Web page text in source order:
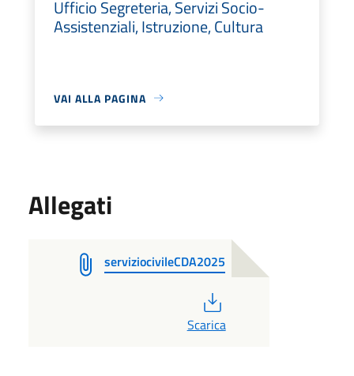
Ufficio Segreteria, Servizi Socio-
Assistenziali, Istruzione, Cultura
VAI ALLA PAGINA
Allegati
serviziocivileCDA2025
Scarica